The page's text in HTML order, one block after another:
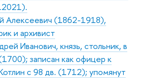
Алексеевич (1862-1918),
и архивист
Иванович, князь, стольник, в
записан как офицер к
с 98 дв. (1712); упомянут